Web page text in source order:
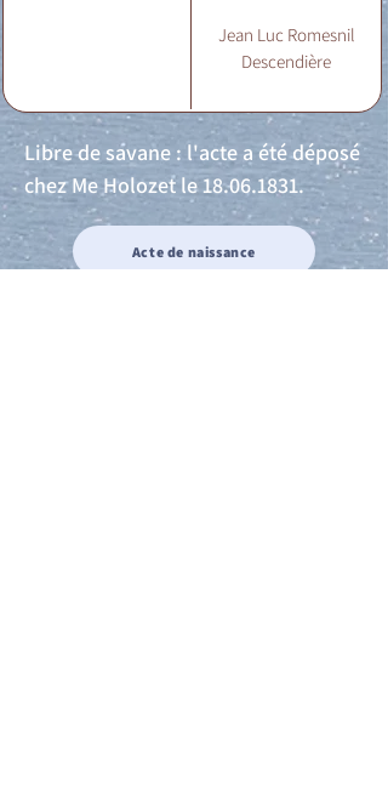
Jean Luc Romesnil
Descendière
Libre de savane : l'acte a été déposé
chez Me Holozet le18.06.1831.
Acte de naissance